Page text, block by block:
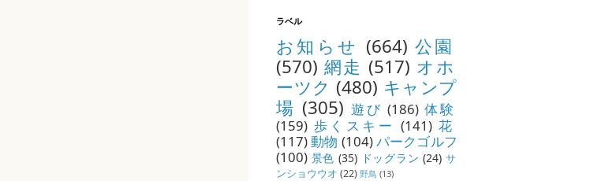
ラベル
お知らせ (664) 公園
(570) 網走 (517) オホ
ーツク (480) キャンプ
場 (305) 遊び (186) 体験
(159) 歩くスキー (141) 花
(117)動物 (104)パークゴルフ
(100) 景色 (35) ドッグラン (24) サ
ンショウウオ (22) 野鳥 (13)